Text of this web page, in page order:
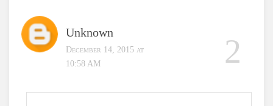
Unknown
December 14, 2015 at
10:58 AM